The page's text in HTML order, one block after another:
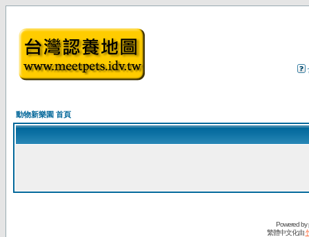
動物新樂園 首頁
Powered by
繁體中文化由